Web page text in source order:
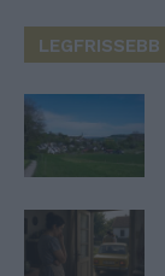
LEGFRISSEBB